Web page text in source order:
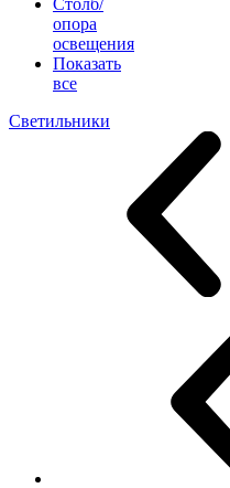
Столб/
опора
освещения
Показать
все
Светильники